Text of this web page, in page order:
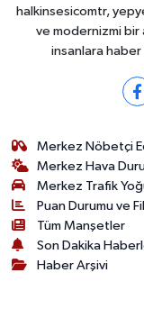
halkinsesicomtr,
ve modernizmi bir
insanlara
Merkez Nöbetçi
Merkez Hava
Merkez Trafik
Puan Durumu ve
Tüm Manşetler
Son Dakika
Haber Arşivi